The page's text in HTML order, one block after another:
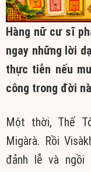
Hàng nữ cư sĩ
ngay những lời
thực tiễn nếu
công trong đời
Một thời, Thế
Migàrà. Rồi
đảnh lễ và ngồi